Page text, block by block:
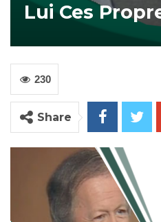
Lui Ces
230
Share